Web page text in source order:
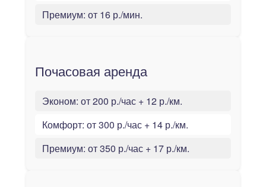
Премиум: от 16 р./мин.
Почасовая аренда
Эконом: от 200 р./час + 12 р./км.
Комфорт: от 300 р./час + 14 р./км.
Премиум: от 350 р./час + 17 р./км.